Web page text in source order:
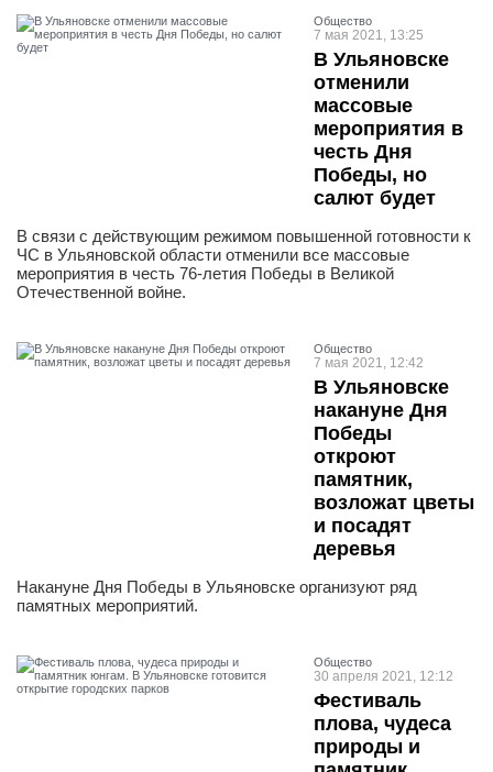
Общество
7 мая 2021, 13:25
В Ульяновске
отменили
массовые
мероприятия в
честь Дня
Победы, но
салют будет
В связи с действующим режимом повышенной готовности к
ЧС в Ульяновской области отменили все массовые
мероприятия в честь 76-летия Победы в Великой
Отечественной войне.
Общество
7 мая 2021, 12:42
В Ульяновске
накануне Дня
Победы
откроют
памятник,
возложат цветы
и посадят
деревья
Накануне Дня Победы в Ульяновске организуют ряд
памятных мероприятий.
Общество
30 апреля 2021, 12:12
Фестиваль
плова, чудеса
природы и